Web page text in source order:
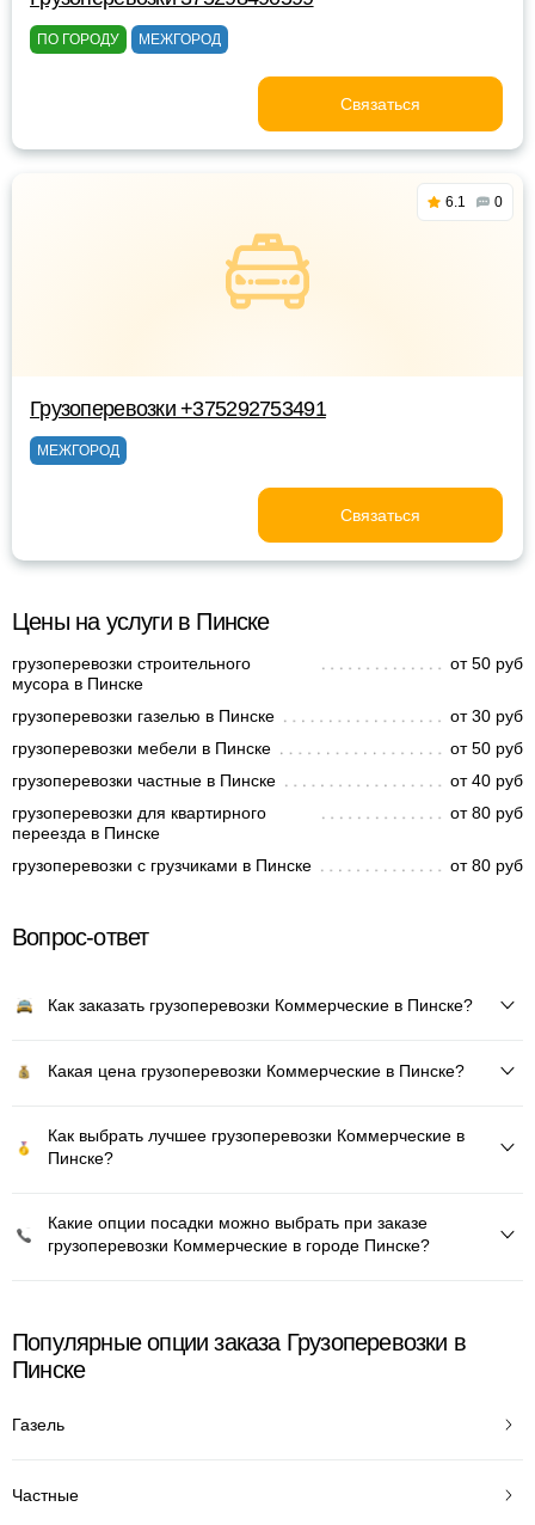
ПО ГОРОДУ МЕЖГОРОД
Связаться
6.1 0
Грузоперевозки +375292753491
МЕЖГОРОД
Связаться
Цены на услуги в Пинске
грузоперевозки строительного
мусора в Пинске
от 50 руб
грузоперевозки газелью в Пинске
от 30 руб
грузоперевозки мебели в Пинске
от 50 руб
грузоперевозки частные в Пинске
от 40 руб
грузоперевозки для квартирного
переезда в Пинске
от 80 руб
грузоперевозки с грузчиками в Пинске от 80 руб
Вопрос-ответ
Как заказать грузоперевозки Коммерческие в Пинске?
Какая цена грузоперевозки Коммерческие в Пинске?
Как выбрать лучшее грузоперевозки Коммерческие в
Пинске?
Какие опции посадки можно выбрать при заказе
грузоперевозки Коммерческие в городе Пинске?
Популярные опции заказа Грузоперевозки в
Пинске
Газель
Частные